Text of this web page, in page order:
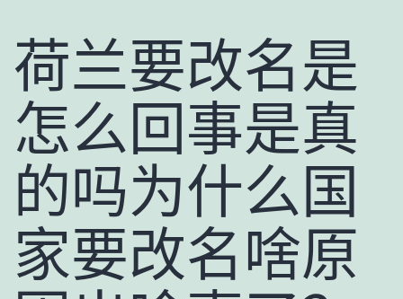
荷兰要改名是
怎么回事是真
的吗为什么国
家要改名啥原